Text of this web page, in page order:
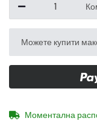
x
Можете купити
Моментална